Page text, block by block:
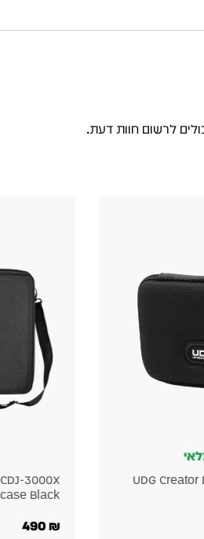
לרשום חוות דעת.
Creator AlphaTheta CDJ-3000X